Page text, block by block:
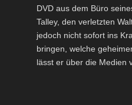
DVD aus dem Büro
Talley, den verletzten
jedoch nicht sofort ins
bringen, welche
lässt er über die Medien